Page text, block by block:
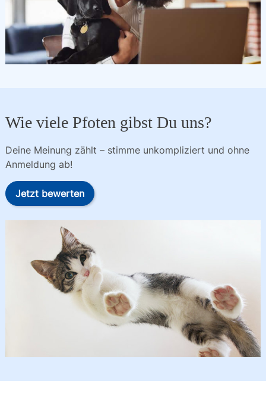
Wie viele Pfoten gibst Du uns?
Deine Meinung zählt – stimme unkompliziert und ohne
Anmeldung ab!
Jetzt bewerten